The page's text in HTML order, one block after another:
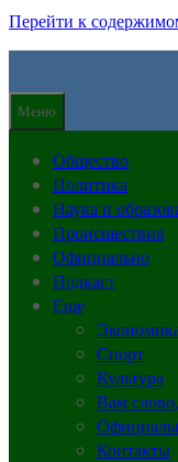
Перейти к
Меню
Общество
Политика
Наука и
Происшествия
Официально
Подкаст
Еще
Спорт
Культура
Вам
Контакты